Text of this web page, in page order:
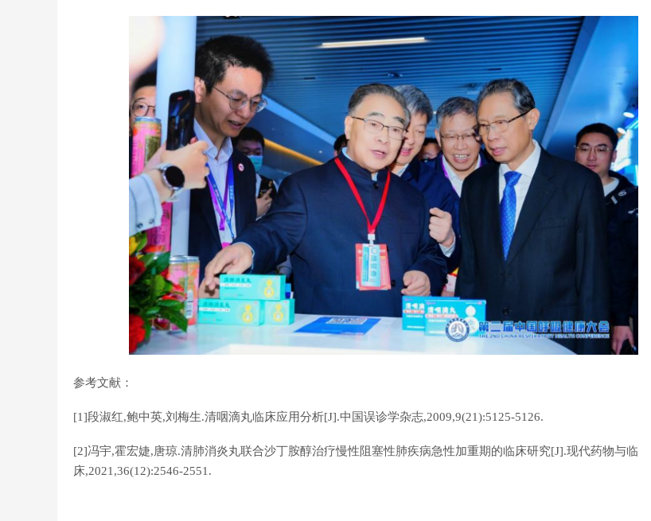
参考文献：
[1]段淑红,鲍中英,刘梅生.清咽滴丸临床应用分析[J].中国误诊学杂志,2009,9(21):5125-5126.
[2]冯宇,霍宏婕,唐琼.清肺消炎丸联合沙丁胺醇治疗慢性阻塞性肺疾病急性加重期的临床研究[J].现代药物与临
床,2021,36(12):2546-2551.